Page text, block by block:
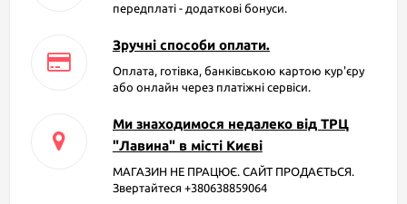
передплаті - додаткові бонуси.
Зручні способи оплати.
Оплата, готівка, банківською картою кур'єру
або онлайн через платіжні сервіси.
Ми знаходимося недалеко від ТРЦ
"Лавина" в місті Києві
МАГАЗИН НЕ ПРАЦЮЄ. САЙТ ПРОДАЄТЬСЯ.
Звертайтеся +380638859064